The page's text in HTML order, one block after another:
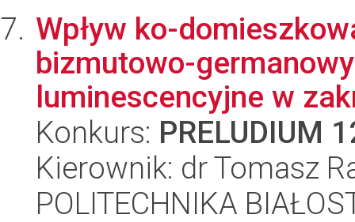
Wpływ ko-
bizmutowo-
luminescencyjne w
Konkurs: PRELUDIUM
Kierownik: dr Tomasz
POLITECHNIKA